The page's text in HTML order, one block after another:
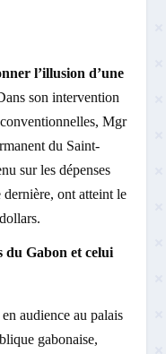
l’illusion d’une
son intervention
Mgr
du Saint-
sur les dépenses
ont atteint le
du Gabon et celui
audience au palais
gabonaise,